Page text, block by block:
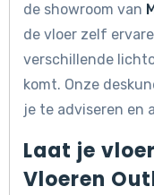
de showroom van
de vloer zelf
verschillende
komt. Onze
je te adviseren en
Laat je
Vloeren